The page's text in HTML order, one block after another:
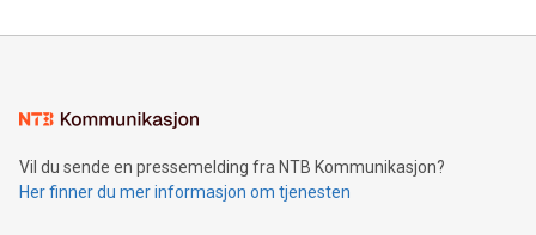
Vil du sende en pressemelding fra NTB Kommunikasjon?
Her finner du mer informasjon om tjenesten